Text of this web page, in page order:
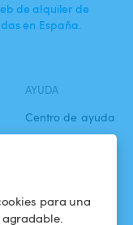
para una
de alquiler de
en España.
AYUDA
Centro de ayuda
confidencialidad